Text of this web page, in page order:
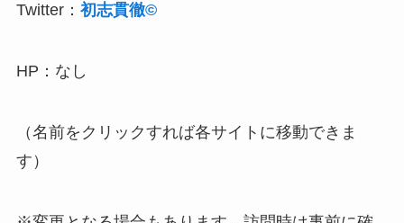
Twitter： 初志貫徹©︎
HP：なし
（名前をクリックすれば各サイトに移動できま
す）